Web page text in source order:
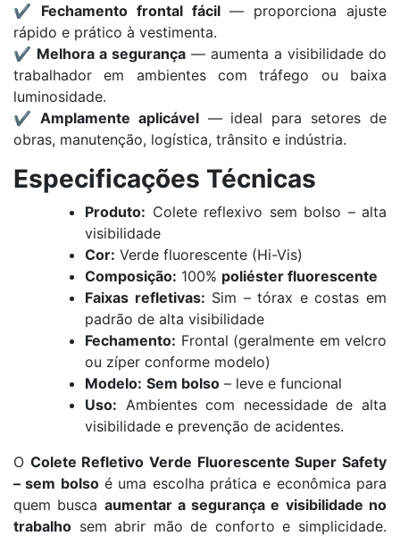
✔️ Fechamento frontal fácil— proporciona ajuste
rápido e prático à vestimenta.
✔️ Melhora a segurança — aumenta a visibilidade do
trabalhador em ambientes com tráfego ou baixa
luminosidade.
✔️ Amplamente aplicável— ideal para setores de
obras, manutenção, logística, trânsito e indústria.
Especificações Técnicas
Produto: Colete reflexivo sem bolso – alta
visibilidade
Cor: Verde fluorescente (Hi-Vis)
Composição: 100% poliéster fluorescente
Faixas refletivas: Sim – tórax e costas em
padrão de alta visibilidade
Fechamento: Frontal (geralmente em velcro
ou zíper conforme modelo)
Modelo: Sem bolso – leve e funcional
Uso: Ambientes com necessidade de alta
visibilidade e prevenção de acidentes.
O Colete Refletivo Verde Fluorescente Super Safety
– sem bolsoé uma escolha prática e econômica para
quem busca aumentar a segurança e visibilidade no
trabalho sem abrir mão de conforto e simplicidade.